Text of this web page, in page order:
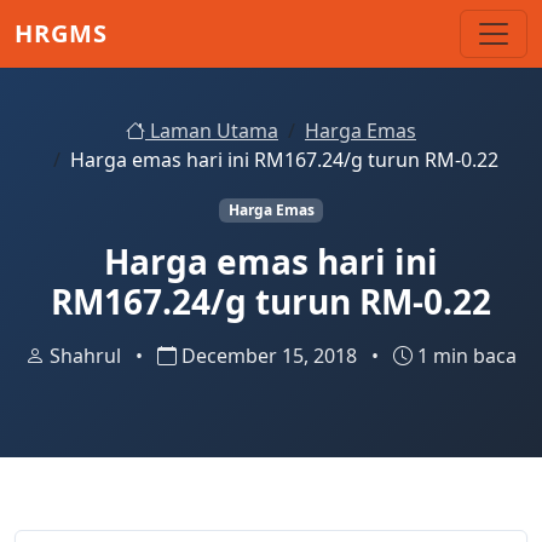
HRGMS
Laman Utama
Harga Emas
Harga emas hari ini RM167.24/g turun RM-0.22
Harga Emas
Harga emas hari ini
RM167.24/g turun RM-0.22
Shahrul • December 15, 2018 • 1 min baca